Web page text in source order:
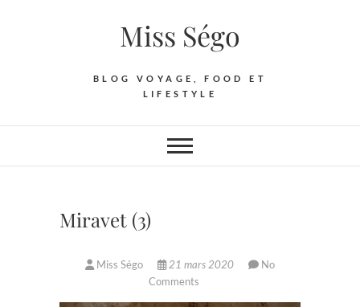
Miss Ségo
BLOG VOYAGE, FOOD ET
LIFESTYLE
Miravet (3)
Miss Ségo 21 mars 2020
No
Comments